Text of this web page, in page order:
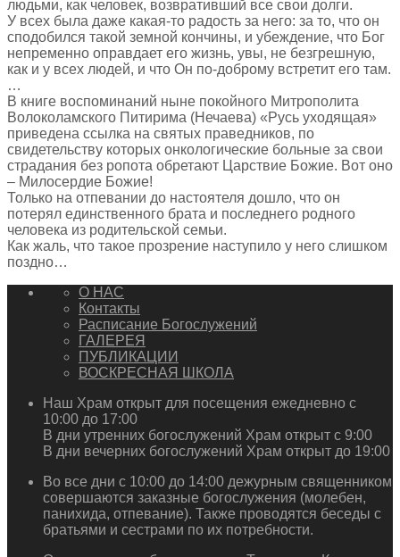
людьми, как человек, возвративший все свои долги.
У всех была даже какая-то радость за него: за то, что он
сподобился такой земной кончины, и убеждение, что Бог
непременно оправдает его жизнь, увы, не безгрешную,
как и у всех людей, и что Он по-доброму встретит его там.
…
В книге воспоминаний ныне покойного Митрополита
Волоколамского Питирима (Нечаева) «Русь уходящая»
приведена ссылка на святых праведников, по
свидетельству которых онкологические больные за свои
страдания без ропота обретают Царствие Божие. Вот оно
– Милосердие Божие!
Только на отпевании до настоятеля дошло, что он
потерял единственного брата и последнего родного
человека из родительской семьи.
Как жаль, что такое прозрение наступило у него слишком
поздно…
О НАС
Контакты
Расписание Богослужений
ГАЛЕРЕЯ
ПУБЛИКАЦИИ
ВОСКРЕСНАЯ ШКОЛА
Наш Храм открыт для посещения ежедневно с
10:00 до 17:00
В дни утренних богослужений Храм открыт с 9:00
В дни вечерних богослужений Храм открыт до 19:00
Во все дни с 10:00 до 14:00 дежурным священником
совершаются заказные богослужения (молебен,
панихида, отпевание). Также проводятся беседы с
братьями и сестрами по их потребности.